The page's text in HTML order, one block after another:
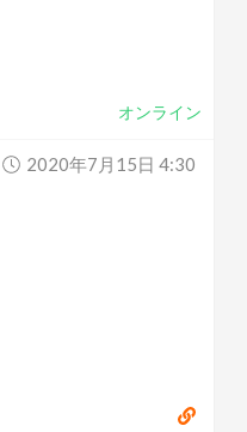
オンライン
2020年7月15日 4:30